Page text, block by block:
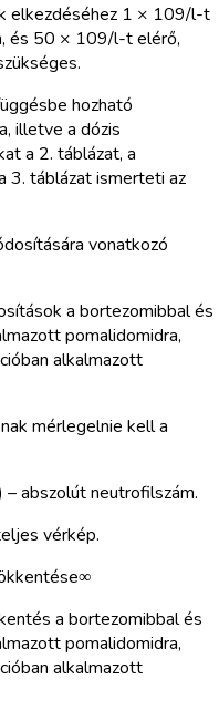
elkezdéséhez 1 × 109/l-t
és 50 × 109/l-t elérő,
hozható
illetve a dózis
a 2. táblázat, a
3. táblázat ismerteti az
vonatkozó
a bortezomibbal és
pomalidomidra,
alkalmazott
mérlegelnie kell a
abszolút neutrofilszám.
vérkép.
a bortezomibbal és
pomalidomidra,
alkalmazott